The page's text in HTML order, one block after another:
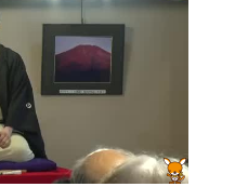
利用いただけませ
すが、ご了承の程
す。